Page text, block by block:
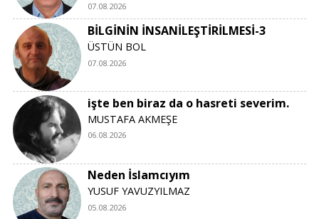
07.08.2026
BİLGİNİN İNSANİLEŞTİRİLMESİ-3
ÜSTÜN BOL
07.08.2026
işte ben biraz da o hasreti severim.
MUSTAFA AKMEŞE
06.08.2026
Neden İslamcıyım
YUSUF YAVUZYILMAZ
05.08.2026